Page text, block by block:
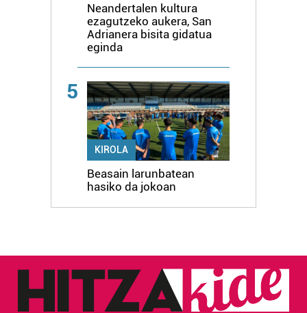
Neandertalen kultura
ezagutzeko aukera, San
Adrianera bisita gidatua
eginda
5
KIROLA
Beasain larunbatean
hasiko da jokoan